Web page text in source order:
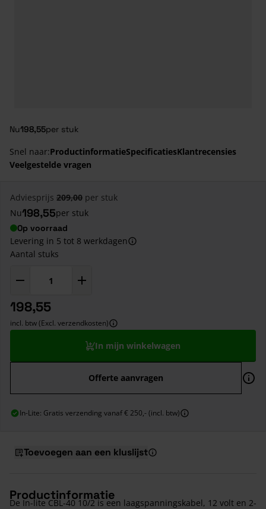
Nu198,55per stuk
Snel naar:ProductinformatieSpecificatiesKlantrecensies
Veelgestelde vragen
Adviesprijs 209,00 per stuk
Nu198,55per stuk
Op voorraad
Levering in 5 tot 8 werkdagen
Aantal stuks
198,55
incl. btw (Excl. verzendkosten)
In mijn winkelwagen
Offerte aanvragen
In-Lite: Gratis verzending vanaf € 250,- (incl. btw)
Toevoegen aan een kluslijst
Productinformatie
De In-lite CBL-40 10/2 is een laagspanningskabel, 12 volt en 2-